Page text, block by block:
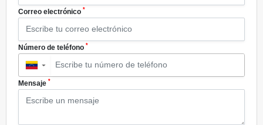
Correo electrónico *
Número de teléfono *
▼
Mensaje *